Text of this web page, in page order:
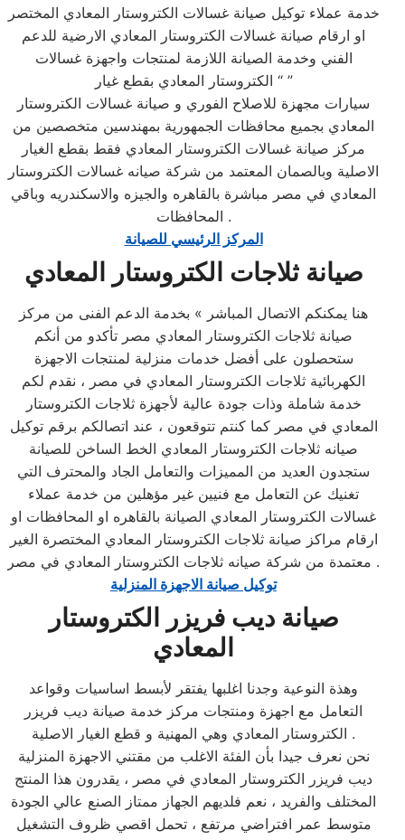
خدمة عملاء توكيل صيانة غسالات الكتروستار المعادي المختصر
او ارقام صيانة غسالات الكتروستار المعادي الارضية للدعم
الفني وخدمة الصيانة اللازمة لمنتجات واجهزة غسالات
الكتروستار المعادي بقطع غيار “ ”
سيارات مجهزة للاصلاح الفوري و صيانة غسالات الكتروستار
المعادي بجميع محافظات الجمهورية بمهندسين متخصصين من
مركز صيانة غسالات الكتروستار المعادي فقط بقطع الغيار
الاصلية وبالصمان المعتمد من شركة صيانه غسالات الكتروستار
المعادي في مصر مباشرة بالقاهره والجيزه والاسكندريه وباقي
المحافظات .
المركز الرئيسي للصيانة
صيانة ثلاجات الكتروستار المعادي
هنا يمكنكم الاتصال المباشر » بخدمة الدعم الفنى من مركز
صيانة ثلاجات الكتروستار المعادي مصر تأكدو من أنكم
ستحصلون على أفضل خدمات منزلية لمنتجات الاجهزة
الكهربائية ثلاجات الكتروستار المعادي في مصر ، نقدم لكم
خدمة شاملة وذات جودة عالية لأجهزة ثلاجات الكتروستار
المعادي في مصر كما كنتم تتوقعون ، عند اتصالكم برقم توكيل
صيانه ثلاجات الكتروستار المعادي الخط الساخن للصيانة
ستجدون العديد من المميزات والتعامل الجاد والمحترف التي
تغنيك عن التعامل مع فنيين غير مؤهلين من خدمة عملاء
غسالات الكتروستار المعادي الصيانة بالقاهره او المحافظات او
ارقام مراكز صيانة ثلاجات الكتروستار المعادي المختصرة الغير
معتمدة من شركة صيانه ثلاجات الكتروستار المعادي في مصر .
توكيل صيانة الاجهزة المنزلية
صيانة ديب فريزر الكتروستار
المعادي
وهذة النوعية وجدنا اغلبها يفتقر لأبسط اساسيات وقواعد
التعامل مع اجهزة ومنتجات مركز خدمة صيانة ديب فريزر
الكتروستار المعادي وهي المهنية و قطع الغيار الاصلية .
نحن نعرف جيدا بأن الفئة الاغلب من مقتني الاجهزة المنزلية
ديب فريزر الكتروستار المعادي في مصر ، يقدرون هذا المنتج
المختلف والفريد ، نعم فلديهم الجهاز ممتاز الصنع عالي الجودة
متوسط عمر افتراضي مرتفع ، تحمل اقصي ظروف التشغيل